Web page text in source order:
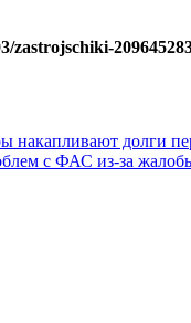
zastrojschiki-
накапливают долги
с ФАС из-за